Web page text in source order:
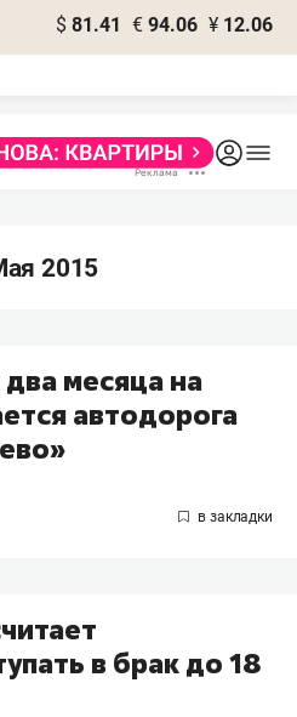
$ 81.41 € 94.06 ¥ 12.06
2015
два месяца на
автодорога
в брак до 18